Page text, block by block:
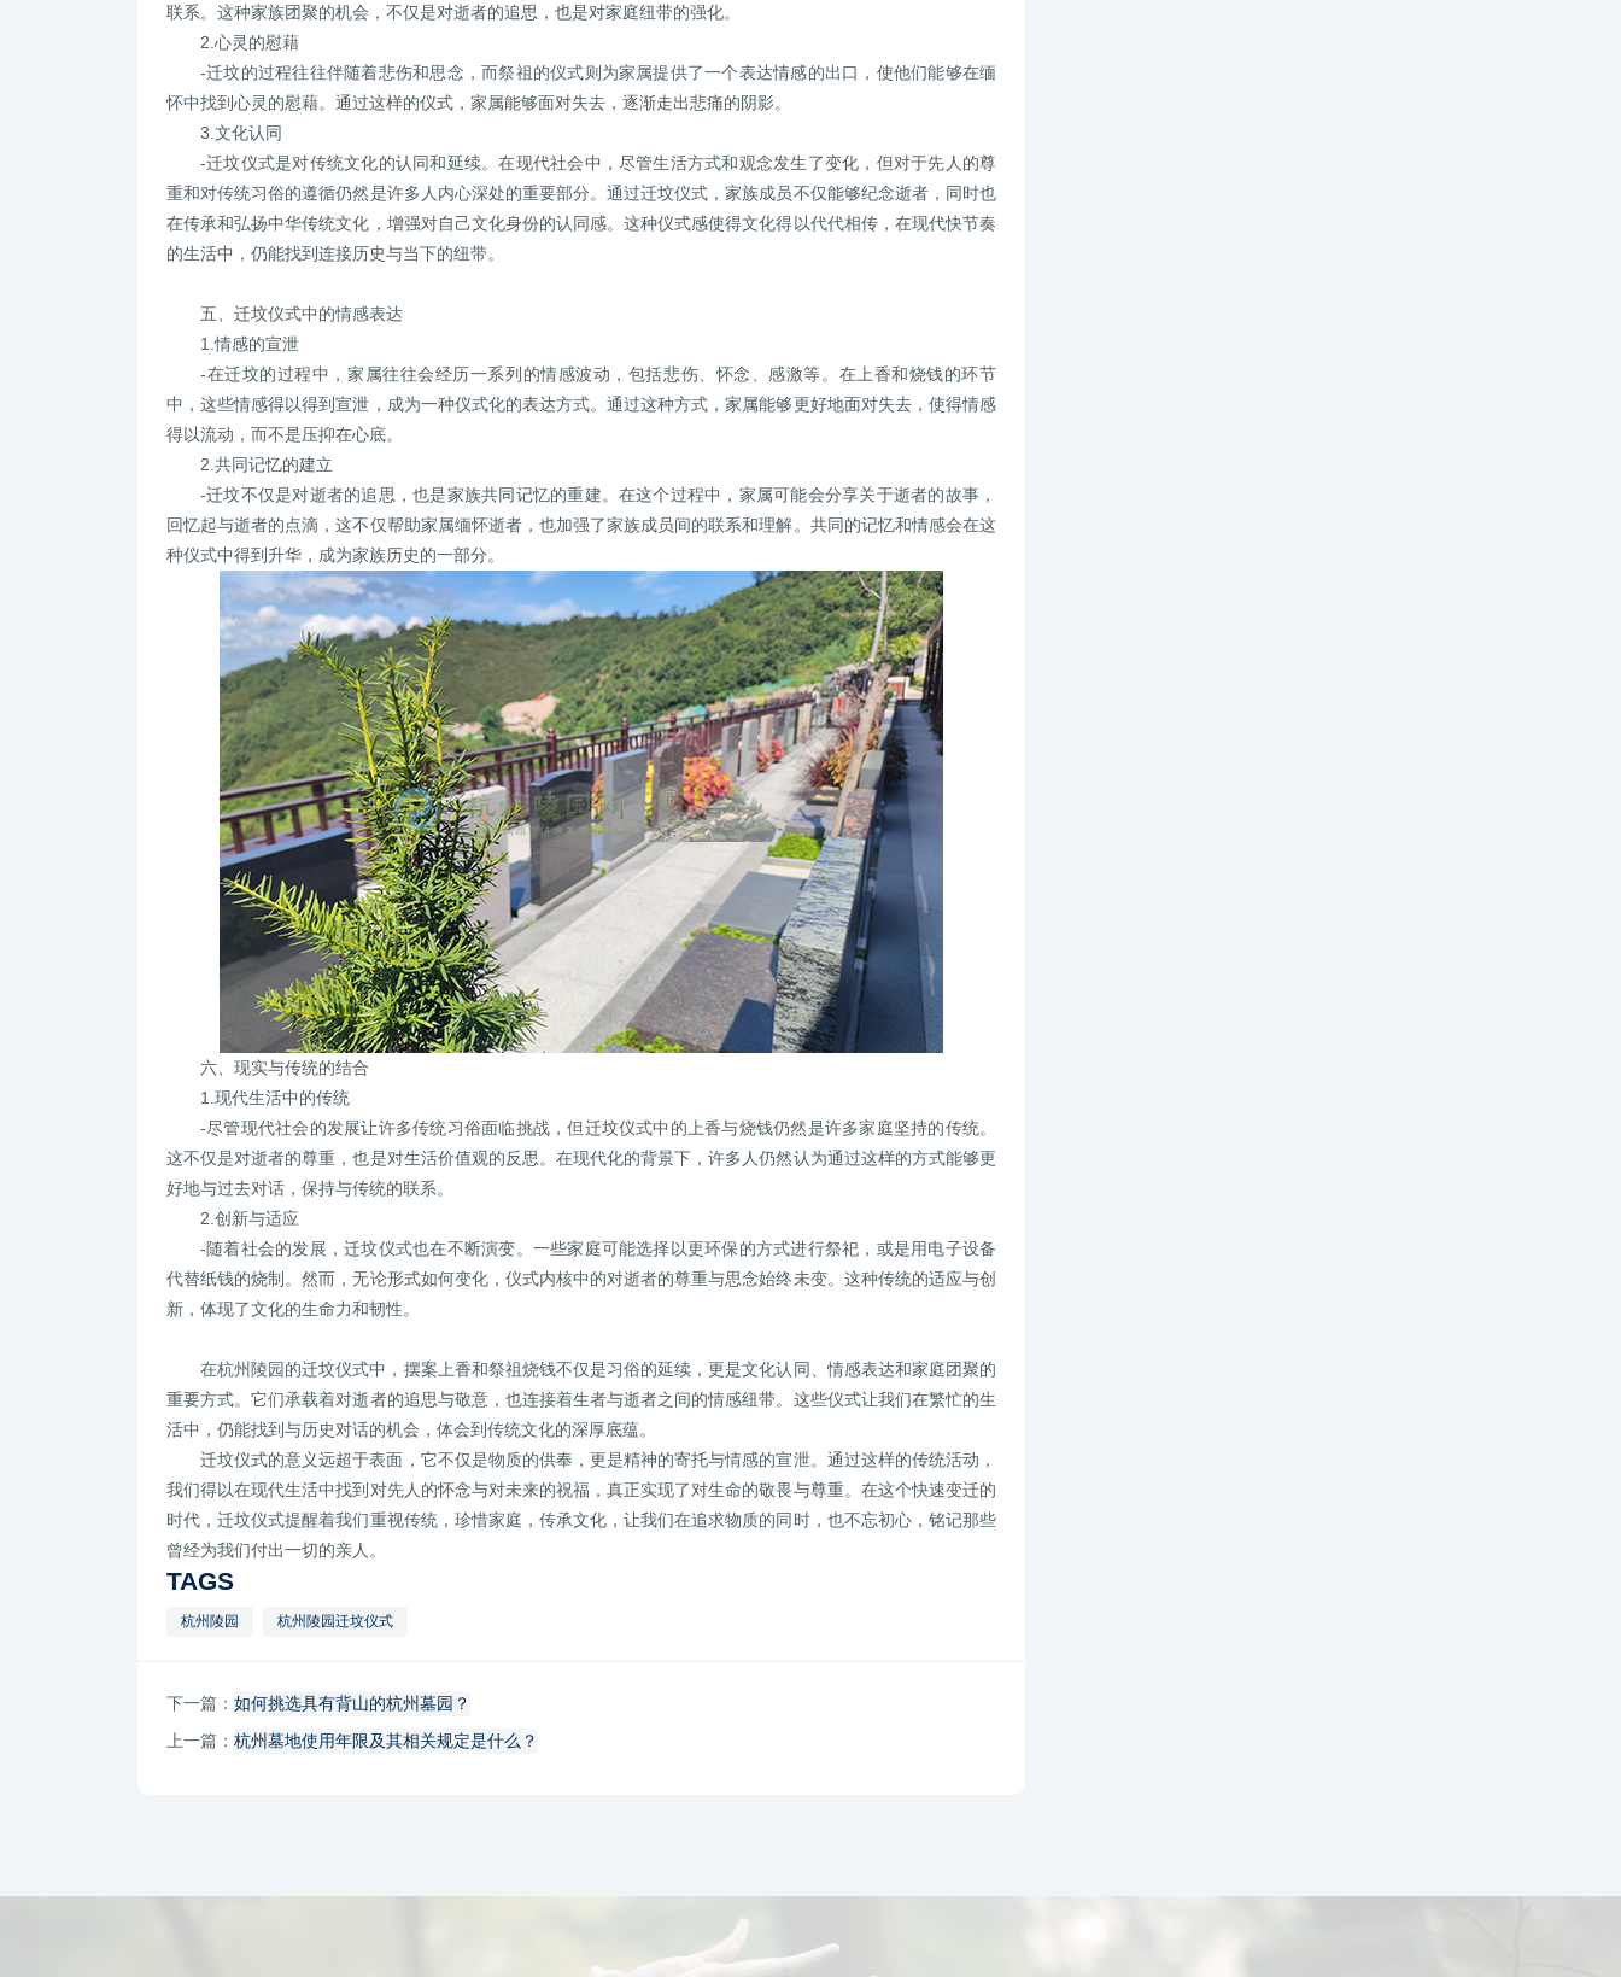
联系。这种家族团聚的机会，不仅是对逝者的追思，也是对家庭纽带的强化。
2.心灵的慰藉
-迁坟的过程往往伴随着悲伤和思念，而祭祖的仪式则为家属提供了一个表达情感的出口，使他们能够在缅
怀中找到心灵的慰藉。通过这样的仪式，家属能够面对失去，逐渐走出悲痛的阴影。
3.文化认同
-迁坟仪式是对传统文化的认同和延续。在现代社会中，尽管生活方式和观念发生了变化，但对于先人的尊
重和对传统习俗的遵循仍然是许多人内心深处的重要部分。通过迁坟仪式，家族成员不仅能够纪念逝者，同时也
在传承和弘扬中华传统文化，增强对自己文化身份的认同感。这种仪式感使得文化得以代代相传，在现代快节奏
的生活中，仍能找到连接历史与当下的纽带。
五、迁坟仪式中的情感表达
1.情感的宣泄
-在迁坟的过程中，家属往往会经历一系列的情感波动，包括悲伤、怀念、感激等。在上香和烧钱的环节
中，这些情感得以得到宣泄，成为一种仪式化的表达方式。通过这种方式，家属能够更好地面对失去，使得情感
得以流动，而不是压抑在心底。
2.共同记忆的建立
-迁坟不仅是对逝者的追思，也是家族共同记忆的重建。在这个过程中，家属可能会分享关于逝者的故事，
回忆起与逝者的点滴，这不仅帮助家属缅怀逝者，也加强了家族成员间的联系和理解。共同的记忆和情感会在这
种仪式中得到升华，成为家族历史的一部分。
六、现实与传统的结合
1.现代生活中的传统
-尽管现代社会的发展让许多传统习俗面临挑战，但迁坟仪式中的上香与烧钱仍然是许多家庭坚持的传统。
这不仅是对逝者的尊重，也是对生活价值观的反思。在现代化的背景下，许多人仍然认为通过这样的方式能够更
好地与过去对话，保持与传统的联系。
2.创新与适应
-随着社会的发展，迁坟仪式也在不断演变。一些家庭可能选择以更环保的方式进行祭祀，或是用电子设备
代替纸钱的烧制。然而，无论形式如何变化，仪式内核中的对逝者的尊重与思念始终未变。这种传统的适应与创
新，体现了文化的生命力和韧性。
在杭州陵园的迁坟仪式中，摆案上香和祭祖烧钱不仅是习俗的延续，更是文化认同、情感表达和家庭团聚的
重要方式。它们承载着对逝者的追思与敬意，也连接着生者与逝者之间的情感纽带。这些仪式让我们在繁忙的生
活中，仍能找到与历史对话的机会，体会到传统文化的深厚底蕴。
迁坟仪式的意义远超于表面，它不仅是物质的供奉，更是精神的寄托与情感的宣泄。通过这样的传统活动，
我们得以在现代生活中找到对先人的怀念与对未来的祝福，真正实现了对生命的敬畏与尊重。在这个快速变迁的
时代，迁坟仪式提醒着我们重视传统，珍惜家庭，传承文化，让我们在追求物质的同时，也不忘初心，铭记那些
曾经为我们付出一切的亲人。
TAGS
杭州陵园 杭州陵园迁坟仪式
下一篇： 如何挑选具有背山的杭州墓园？
上一篇： 杭州墓地使用年限及其相关规定是什么？